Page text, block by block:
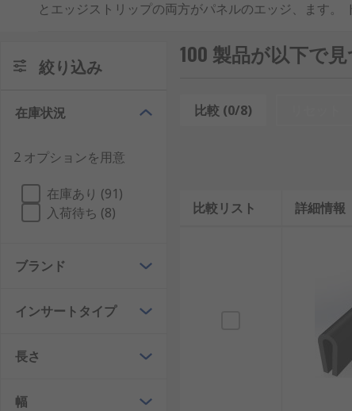
とエッジストリップの両方がパネルのエッジ、ます
るときに、外部絶縁材への摩耗から保護します。
ル材には EPDM ゴム、 PVC プラスチックおよびフ
縁取りストリップとシールでは、内部にスチールワイ
固定方法ドアシールと縁取りストリップは、さまざま
ドアシールと縁取りストリップの用途
アと機械•自動車生産ライン
ブラシストリップは、押出アルミ製またはプラスチ
長いフィラメントや毛が収納されています。 通常は
ブラシストリップはドアの
建物や工場内への塵、葉といった異物やごみの侵入を
絞り込み
在庫状況
2 オプションを用意
在庫あり (91)
入荷待ち (8)
ブランド
インサートタイプ
長さ
幅
100 製品が以下で
比較 (0/8)
比較リスト 詳細情報